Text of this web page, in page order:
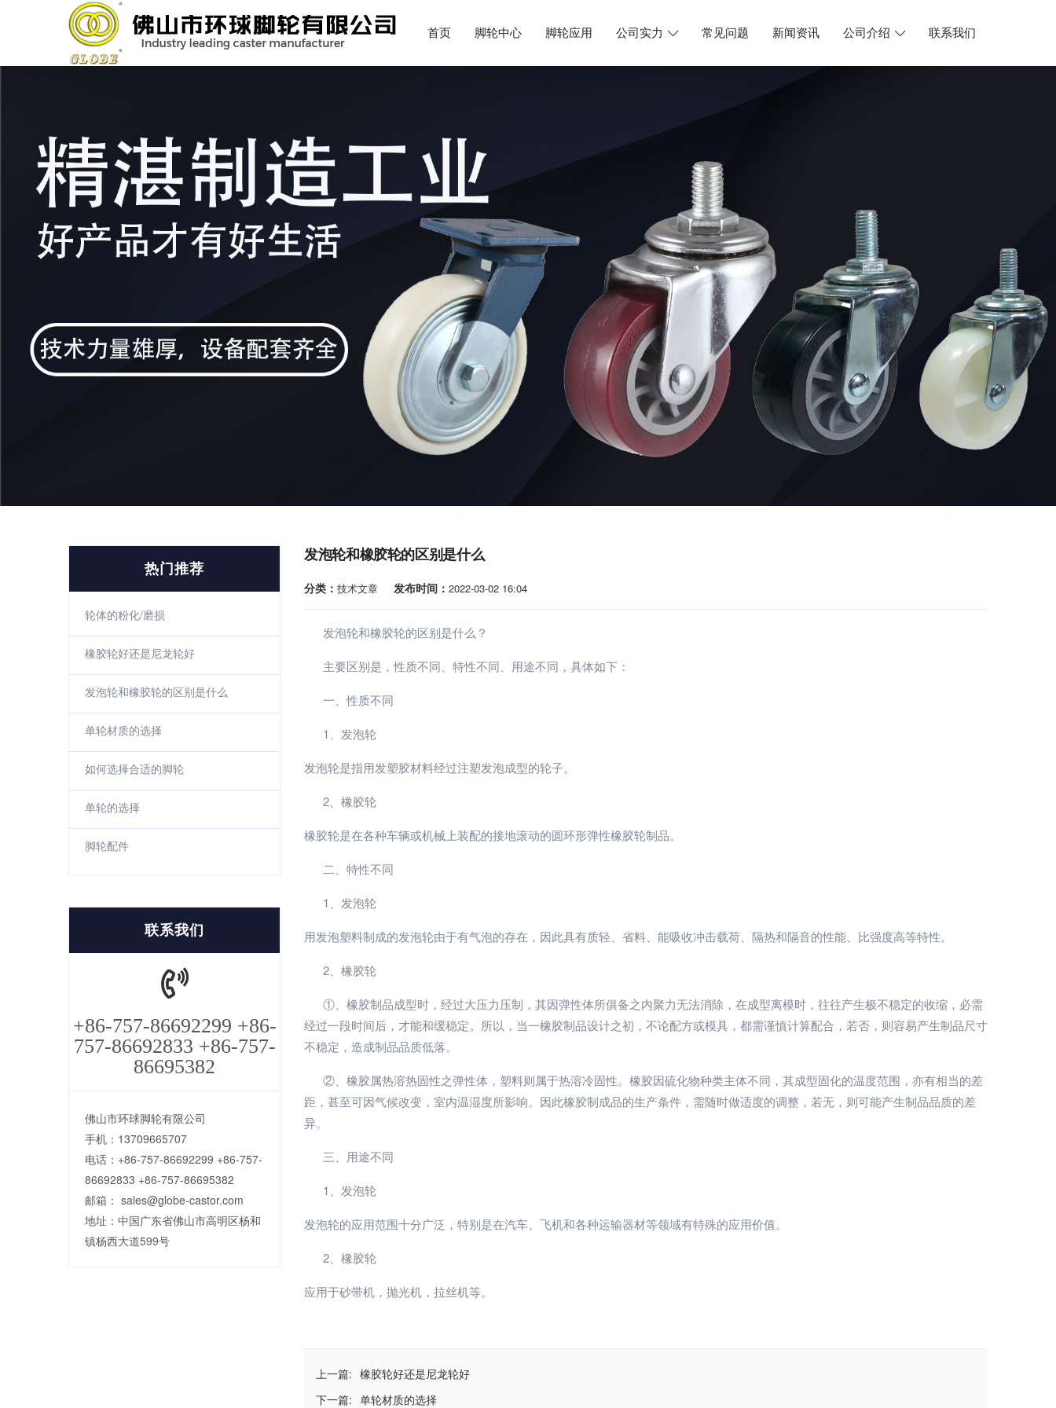
首页 脚轮中心 脚轮应用 公司实力 常见问题 新闻资讯 公司介绍 联系我们
发泡轮和橡胶轮的区别是什么
分类： 技术文章 发布时间： 2022-03-02 16:04
发泡轮和橡胶轮的区别是什么？
主要区别是，性质不同、特性不同、用途不同，具体如下：
一、性质不同
1、发泡轮
发泡轮是指用发塑胶材料经过注塑发泡成型的轮子。
2、橡胶轮
橡胶轮是在各种车辆或机械上装配的接地滚动的圆环形弹性橡胶轮制品。
二、特性不同
1、发泡轮
用发泡塑料制成的发泡轮由于有气泡的存在，因此具有质轻、省料、能吸收冲击载荷、隔热和隔音的性能、比强度高等特性。
2、橡胶轮
①、橡胶制品成型时，经过大压力压制，其因弹性体所俱备之内聚力无法消除，在成型离模时，往往产生极不稳定的收缩，必需
经过一段时间后，才能和缓稳定。所以，当一橡胶制品设计之初，不论配方或模具，都需谨慎计算配合，若否，则容易产生制品尺寸
不稳定，造成制品品质低落。
②、橡胶属热溶热固性之弹性体，塑料则属于热溶冷固性。橡胶因硫化物种类主体不同，其成型固化的温度范围，亦有相当的差
距，甚至可因气候改变，室内温湿度所影响。因此橡胶制成品的生产条件，需随时做适度的调整，若无，则可能产生制品品质的差
异。
三、用途不同
1、发泡轮
发泡轮的应用范围十分广泛，特别是在汽车、飞机和各种运输器材等领域有特殊的应用价值。
2、橡胶轮
应用于砂带机，抛光机，拉丝机等。
上一篇: 橡胶轮好还是尼龙轮好
下一篇: 单轮材质的选择
热门推荐
轮体的粉化/磨损
橡胶轮好还是尼龙轮好
发泡轮和橡胶轮的区别是什么
单轮材质的选择
如何选择合适的脚轮
单轮的选择
脚轮配件
联系我们
+86-757-86692299 +86-
757-86692833 +86-757-
86695382
佛山市环球脚轮有限公司
手机：13709665707
电话：+86-757-86692299 +86-757-
86692833 +86-757-86695382
邮箱： sales@globe-castor.com
地址：中国广东省佛山市高明区杨和
镇杨西大道599号